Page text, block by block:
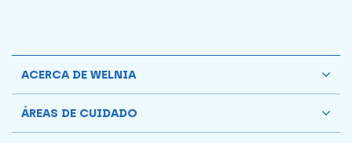
ACERCA DE WELNIA
ÁREAS DE CUIDADO